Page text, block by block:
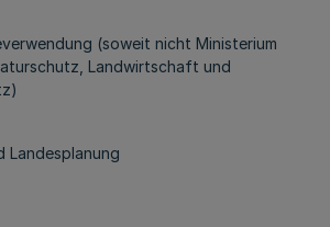
(soweit nicht Ministerium
Landwirtschaft und
Landesplanung